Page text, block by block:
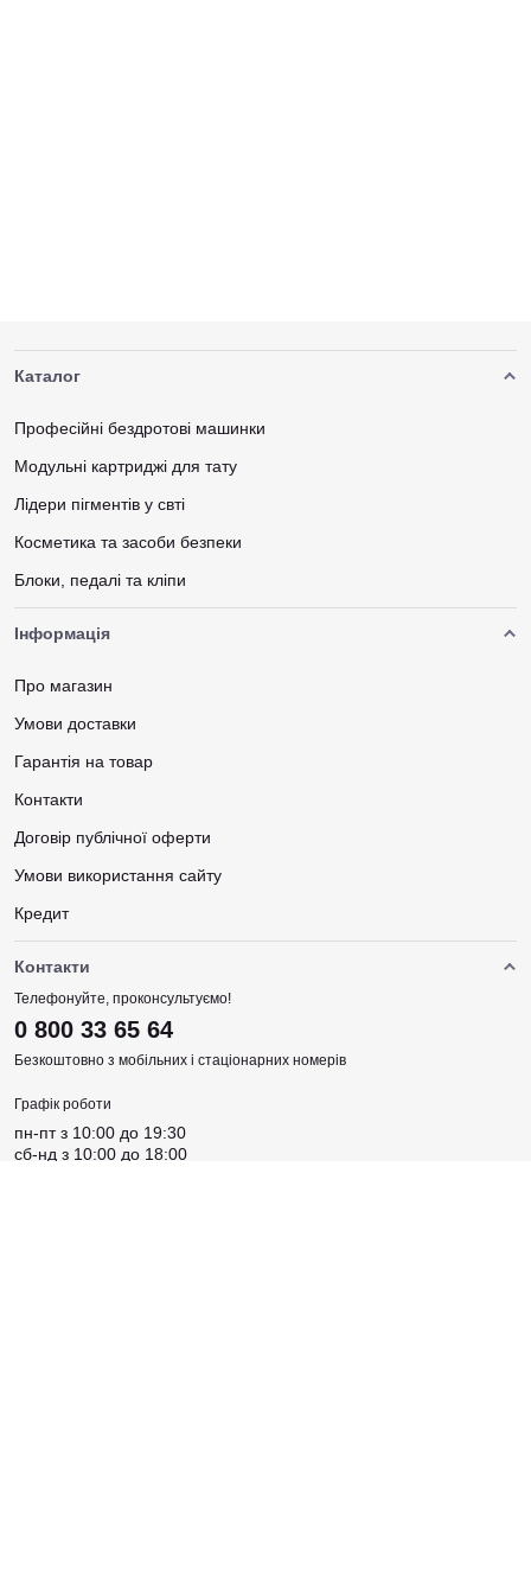
Каталог
Професійні бездротові машинки
Модульні картриджі для тату
Лідери пігментів у свті
Косметика та засоби безпеки
Блоки, педалі та кліпи
Інформація
Про магазин
Умови доставки
Гарантія на товар
Контакти
Договір публічної оферти
Умови використання сайту
Кредит
Контакти
Телефонуйте, проконсультуємо!
0 800 33 65 64
Безкоштовно з мобільних і стаціонарних номерів
Графік роботи
пн-пт з 10:00 до 19:30
сб-нд з 10:00 до 18:00